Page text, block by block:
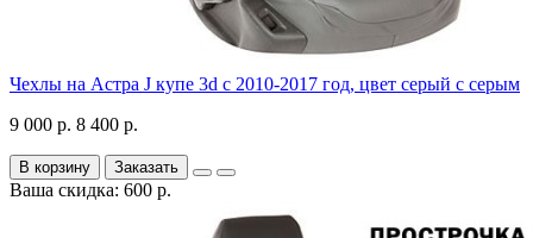
Чехлы на Астра J купе 3d с 2010-2017 год, цвет серый с серым
9 000 р. 8 400 р.
В корзину Заказать
Ваша скидка: 600 р.